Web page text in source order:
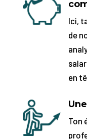
Ici,
de
en
Ton